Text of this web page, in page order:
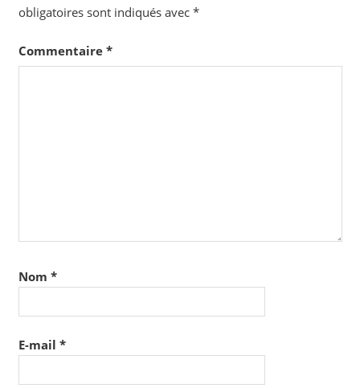
obligatoires sont indiqués avec *
Commentaire *
Nom *
E-mail *